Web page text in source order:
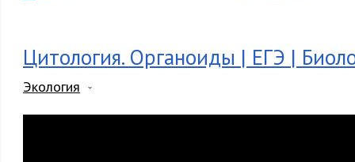
Цитология. Органоиды | ЕГЭ |
Экология